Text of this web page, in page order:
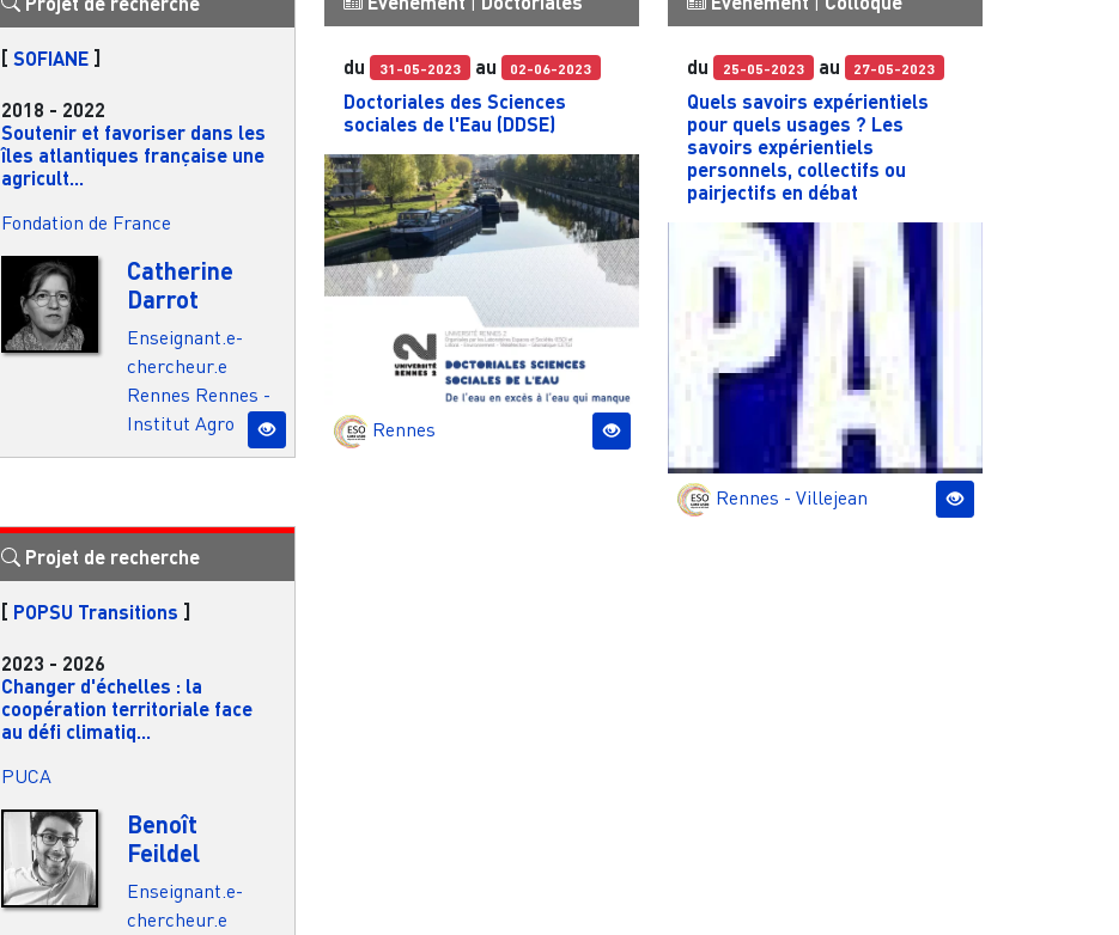
[ SOFIANE ]
2018 - 2022
Soutenir et favoriser dans les
îles atlantiques française une
agricult...
Fondation de France
Catherine
Darrot
Enseignant.e-
chercheur.e
Rennes Rennes -
Institut Agro
du 31-05-2023 au 02-06-2023
Doctoriales des Sciences
sociales de l'Eau (DDSE)
Rennes
du 25-05-2023 au 27-05-2023
Quels savoirs expérientiels
pour quels usages ? Les
savoirs expérientiels
personnels, collectifs ou
pairjectifs en débat
Rennes - Villejean
Projet de recherche
[ POPSU Transitions ]
2023 - 2026
Changer d'échelles : la
coopération territoriale face
au défi climatiq...
PUCA
Benoît
Feildel
Enseignant.e-
chercheur.e